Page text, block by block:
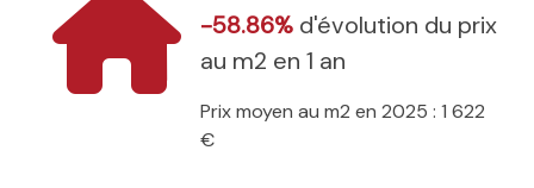
-58.86% d'évolution du prix
au m2 en 1 an
Prix moyen au m2 en 2025 : 1 622
€